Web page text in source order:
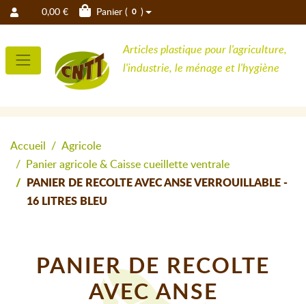
0,00 € Panier ( 0 )
Articles plastique pour l'agriculture,
l'industrie, le ménage et l'hygiène
Accueil
Agricole
Panier agricole & Caisse cueillette ventrale
PANIER DE RECOLTE AVEC ANSE VERROUILLABLE -
16 LITRES BLEU
PANIER DE RECOLTE
AVEC ANSE